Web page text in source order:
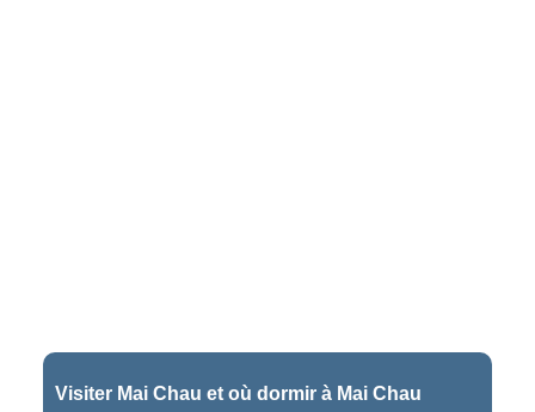
Visiter Mai Chau et où dormir à Mai Chau